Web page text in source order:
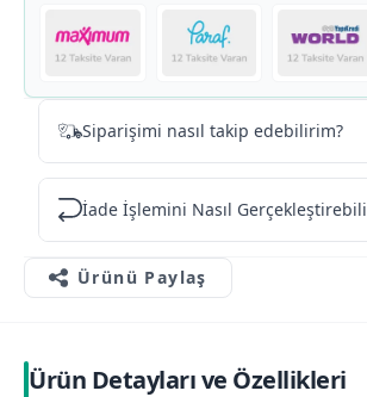
Siparişimi nasıl takip edebilirim?
İade İşlemini Nasıl
Ürünü Paylaş
Ürün Detayları ve Özellikleri